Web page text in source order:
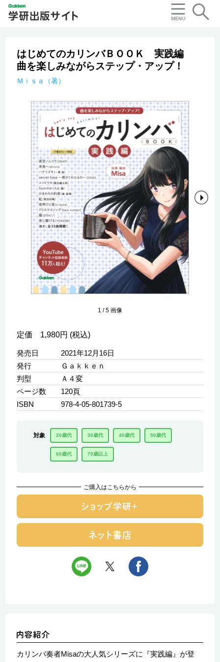
はじめてのカリンバＢＯＯＫ 実践編
曲を楽しみながらステップ・アップ！
Ｍｉｓａ（著）
1 /5画像
定価 1,980円 (税込)
発売日
2021年12月16日
発行
Ｇａｋｋｅｎ
判型
Ａ４変
ページ数
120頁
ISBN
978-4-05-801739-5
対象 20歳代 30歳代 40歳代 50歳代
60歳代 70歳以上
ご購入はこちらから
カリンバ奏者Misaの大人気シリーズに『実践編』が登